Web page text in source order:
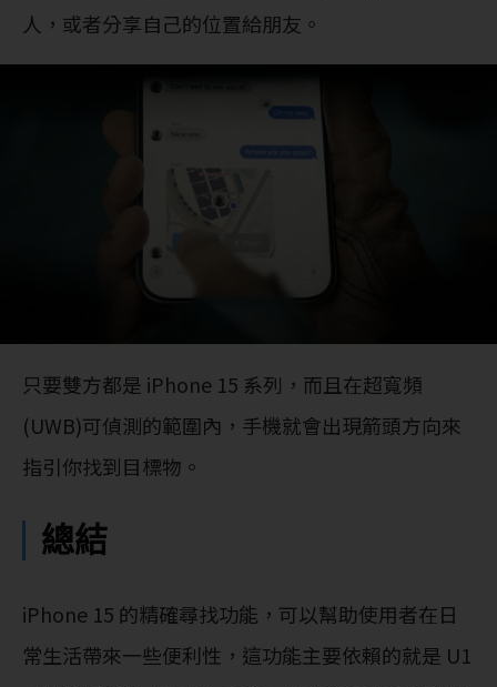
人，或者分享自己的位置給朋友。
只要雙方都是 iPhone 15 系列，而且在超寬頻
(UWB)可偵測的範圍內，手機就會出現箭頭方向來
指引你找到目標物。
總結
iPhone 15 的精確尋找功能，可以幫助使用者在日
常生活帶來一些便利性，這功能主要依賴的就是 U1